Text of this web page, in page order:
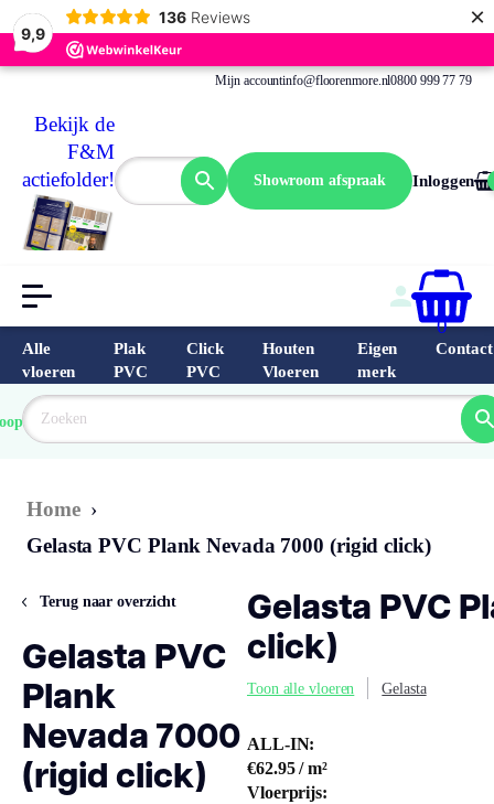
9,9
136 Reviews ×
Mijn accountinfo@floorenmore.nl0800 999 77 79
Bekijk de
F&M
actiefolder!
Showroom afspraak Inloggen
0
Alle
vloeren
Plak
PVC
Click
PVC
Houten
Vloeren
Eigen
merk
Contact
van
Home ›
Gelasta PVC Plank Nevada 7000 (rigid click)
Terug naar overzicht
Gelasta PVC
Plank
Nevada 7000
(rigid click)
Gelasta PVC
click)
Toon alle vloeren Gelasta
ALL-IN:
€62.95 / m²
Vloerprijs: